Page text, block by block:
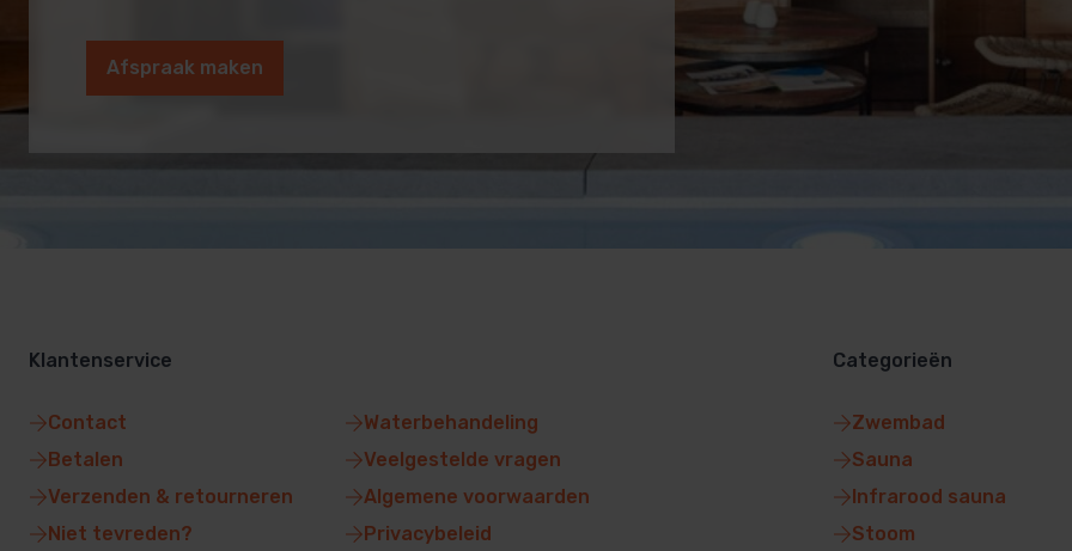
Afspraak maken
Klantenservice
Contact
Betalen
Verzenden & retourneren
Niet tevreden?
Waterbehandeling
Veelgestelde vragen
Algemene voorwaarden
Privacybeleid
Categorieën
Zwembad
Sauna
Infrarood sauna
Stoom